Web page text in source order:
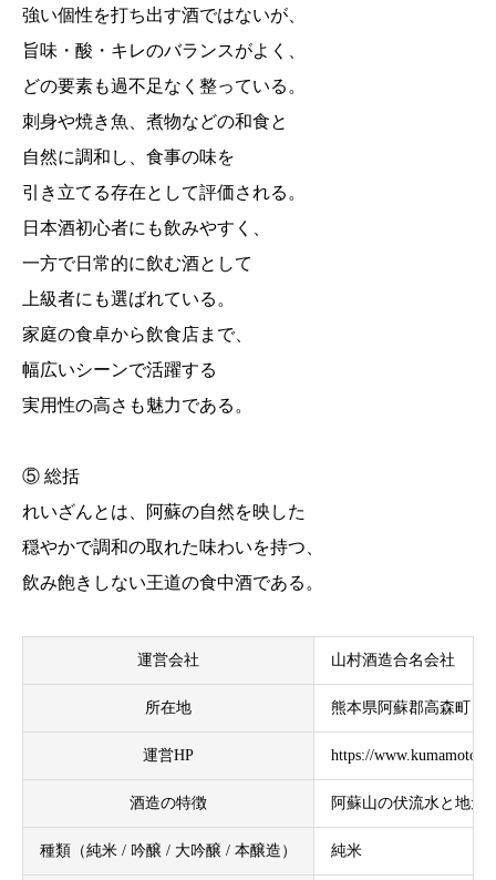
強い個性を打ち出す酒ではないが、
旨味・酸・キレのバランスがよく、
どの要素も過不足なく整っている。
刺身や焼き魚、煮物などの和食と
自然に調和し、食事の味を
引き立てる存在として評価される。
日本酒初心者にも飲みやすく、
一方で日常的に飲む酒として
上級者にも選ばれている。
家庭の食卓から飲食店まで、
幅広いシーンで活躍する
実用性の高さも魅力である。
⑤ 総括
れいざんとは、阿蘇の自然を映した
穏やかで調和の取れた味わいを持つ、
飲み飽きしない王道の食中酒である。
運営会社 山村酒造合名会社
所在地 熊本県阿蘇郡高森町
運営HP https://www.kumamoto-
酒造の特徴 阿蘇山の伏流水と地元
種類（純米 / 吟醸 / 大吟醸 / 本醸造） 純米